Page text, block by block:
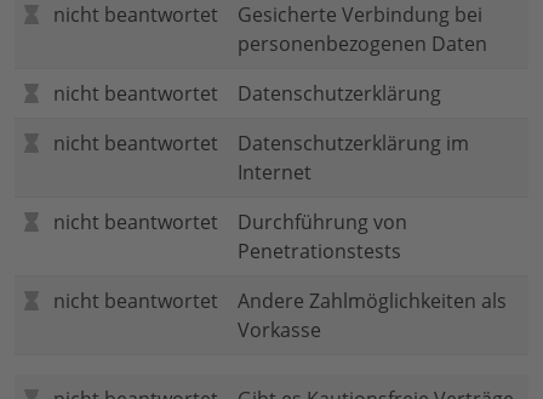
nicht beantwortet
Gesicherte Verbindung bei
personenbezogenen Daten
nicht beantwortet
Datenschutzerklärung
nicht beantwortet
Datenschutzerklärung im
Internet
nicht beantwortet
Durchführung von
Penetrationstests
nicht beantwortet
Andere Zahlmöglichkeiten als
Vorkasse